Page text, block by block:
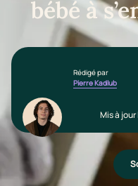
bébé à
Rédigé par
Pierre Kadlub
Mis à